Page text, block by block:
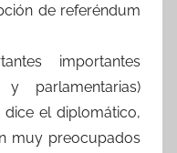
de referéndum
importantes
y parlamentarias)
dice el diplomático,
muy preocupados